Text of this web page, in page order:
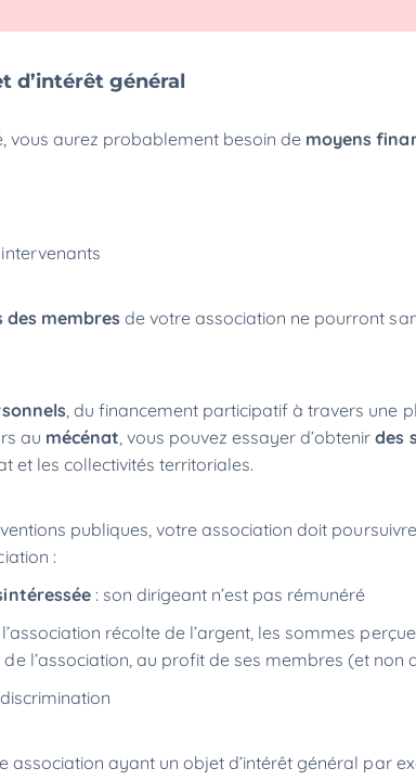
d’intérêt général
vous aurez probablement besoin de moyens
membres de votre association ne pourront
, du financement participatif à travers une
au mécénat, vous pouvez essayer d’obtenirdes
et les collectivités territoriales.
publiques, votre association doit poursuivre
:
: son dirigeant n’est pas rémunéré
l’association récolte de l’argent, les sommes
l’association, au profit de ses membres (et
association ayant un objet d’intérêt général par